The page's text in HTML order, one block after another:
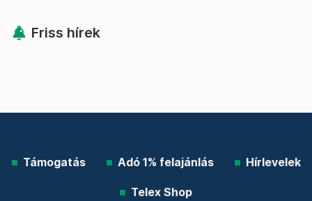
Friss hírek
Támogatás Adó 1% felajánlás Hírlevelek
Telex Shop